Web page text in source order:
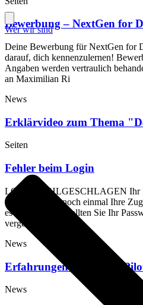
Wer wir sind
Bewerbung – NextGen for
Deine Bewerbung für NextGen for
darauf, dich kennenzulernen!
Angaben werden vertraulich
an Maximilian Ri
News
Erklärvideo zum Thema
Seiten
Fehler beim Login
LOGIN FEHLGESCHLAGEN Ihr
überprüfen Sie noch einmal Ihre
es noch einmal. Sollten Sie Ihr
vergessen haben, s
News
Erfahrungen des BC4D-
News